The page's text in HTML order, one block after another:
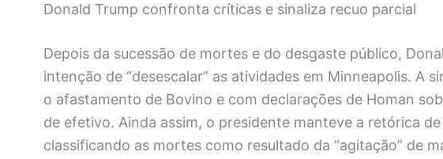
Donald Trump confronta críticas e sinaliza recuo parcial
Depois da sucessão de mortes e do desgaste público,
intenção de “desescalar” as atividades em Minneapolis. A
o afastamento de Bovino e com declarações de Homan
de efetivo. Ainda assim, o presidente manteve a retórica
classificando as mortes como resultado da “agitação” de